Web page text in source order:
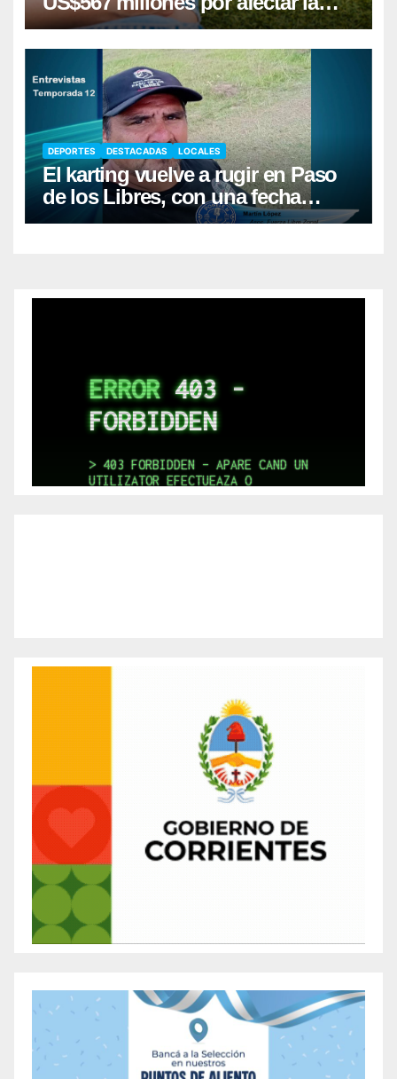
salud mental de niños
DEPORTES DESTACADAS LOCALES
El karting vuelve a rugir en Paso
de los Libres, con una fecha
récord de pilotos